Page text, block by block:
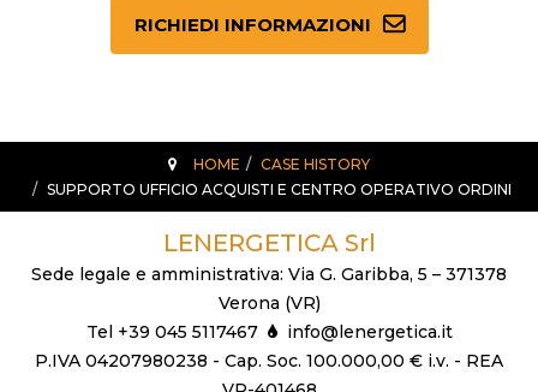
RICHIEDI INFORMAZIONI
HOME
CASE HISTORY
SUPPORTO UFFICIO ACQUISTI E CENTRO OPERATIVO ORDINI
LENERGETICA Srl
Sede legale e amministrativa: Via G. Garibba, 5 – 371378
Verona (VR)
Tel +39 045 5117467
info@lenergetica.it
P.IVA 04207980238 - Cap. Soc. 100.000,00 € i.v. - REA